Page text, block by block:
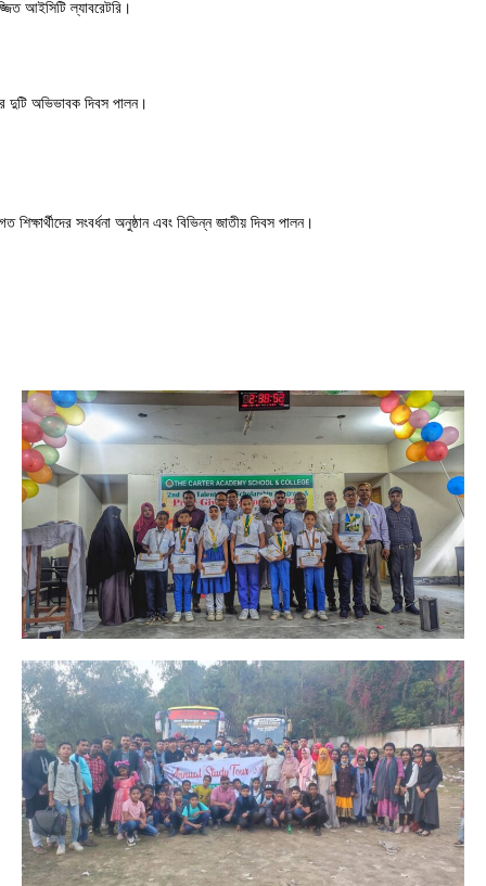
আইসিটি ল্যাবরেটরি।
দুটি অভিভাবক দিবস পালন।
সংবর্ধনা অনুষ্ঠান এবং বিভিন্ন জাতীয় দিবস পালন।